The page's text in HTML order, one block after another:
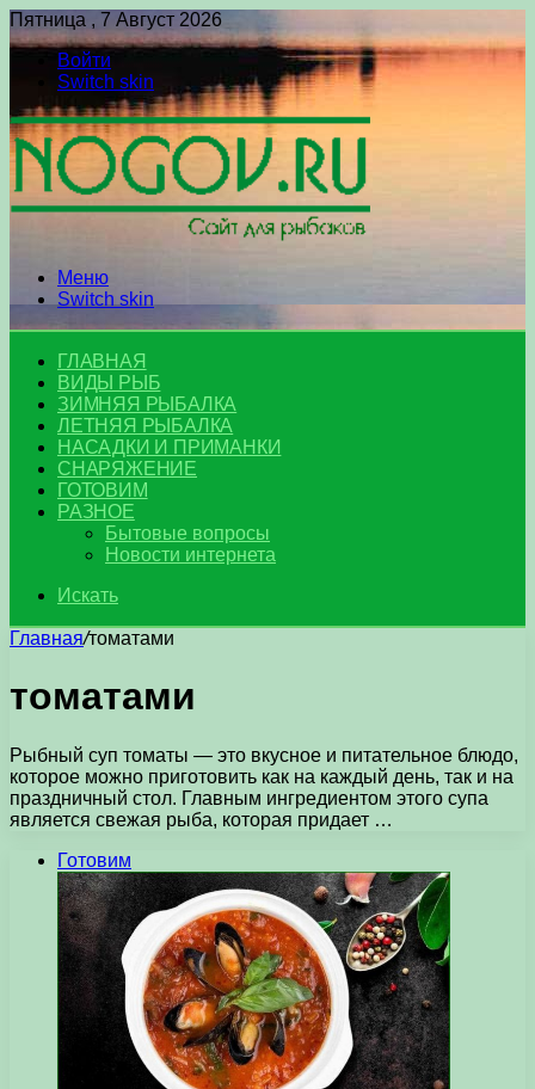
Пятница , 7 Август 2026
Войти
Switch skin
Меню
Switch skin
ГЛАВНАЯ
ВИДЫ РЫБ
ЗИМНЯЯ РЫБАЛКА
ЛЕТНЯЯ РЫБАЛКА
НАСАДКИ И ПРИМАНКИ
СНАРЯЖЕНИЕ
ГОТОВИМ
РАЗНОЕ
Бытовые вопросы
Новости интернета
Искать
Главная/томатами
томатами
Рыбный суп томаты — это вкусное и питательное блюдо,
которое можно приготовить как на каждый день, так и на
праздничный стол. Главным ингредиентом этого супа
является свежая рыба, которая придает …
Готовим